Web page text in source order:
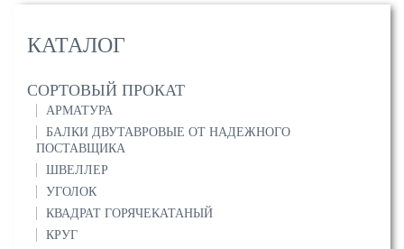
КАТАЛОГ
СОРТОВЫЙ ПРОКАТ
АРМАТУРА
БАЛКИ ДВУТАВРОВЫЕ ОТ НАДЕЖНОГО
ПОСТАВЩИКА
ШВЕЛЛЕР
УГОЛОК
КВАДРАТ ГОРЯЧЕКАТАНЫЙ
КРУГ